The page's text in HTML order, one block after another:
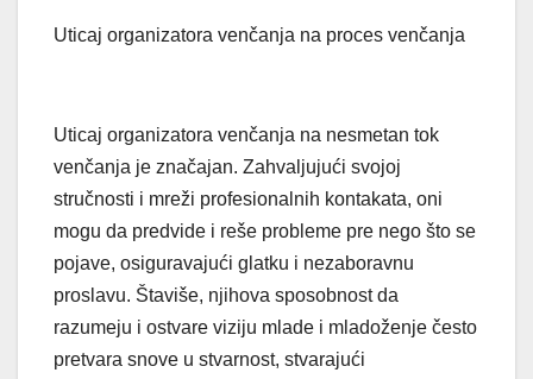
Uticaj organizatora venčanja na proces venčanja
Uticaj organizatora venčanja na nesmetan tok
venčanja je značajan. Zahvaljujući svojoj
stručnosti i mreži profesionalnih kontakata, oni
mogu da predvide i reše probleme pre nego što se
pojave, osiguravajući glatku i nezaboravnu
proslavu. Štaviše, njihova sposobnost da
razumeju i ostvare viziju mlade i mladoženje često
pretvara snove u stvarnost, stvarajući